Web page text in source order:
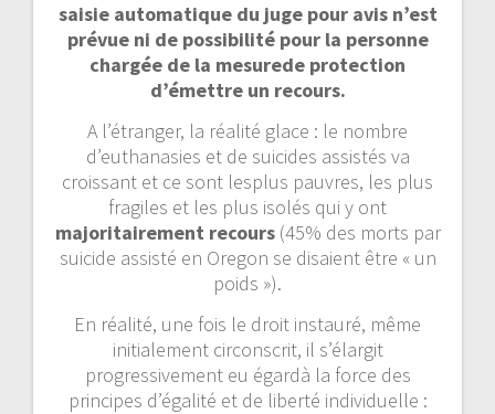
saisie automatique du juge pour avis n’est
prévue ni de possibilité pour la personne
chargée de la mesurede protection
d’émettre un recours.
A l’étranger, la réalité glace : le nombre
d’euthanasies et de suicides assistés va
croissant et ce sont lesplus pauvres, les plus
fragiles et les plus isolés qui y ont
majoritairement recours (45% des morts par
suicide assisté en Oregon se disaient être « un
poids »).
En réalité, une fois le droit instauré, même
initialement circonscrit, il s’élargit
progressivement eu égardà la force des
principes d’égalité et de liberté individuelle :